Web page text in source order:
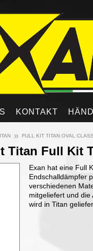
KONTAKT
» FULL KIT TITAN OVAL
Titan Full Kit
Exan hat eine Full
Endschalldämpfer
verschiedenen
mitgeliefert und
wird in Titan